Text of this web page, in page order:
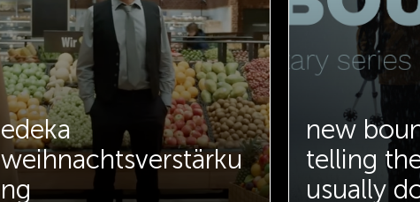
edeka
weihnachtsverstärku
ng
new
telling
usually